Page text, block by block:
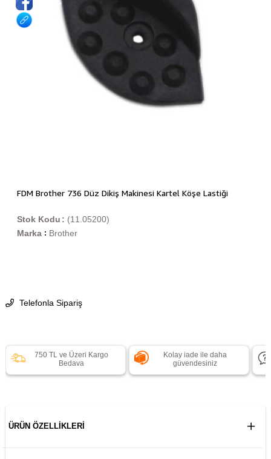
FDM Brother 736 Düz Dikiş Makinesi Kartel Köşe Lastiği
(11.05200)
Stok Kodu
Marka : Brother
Telefonla Sipariş
750 TL ve Üzeri Kargo
Bedava
Kolay iade ile daha
güvendesiniz
ÜRÜN ÖZELLIKLERI